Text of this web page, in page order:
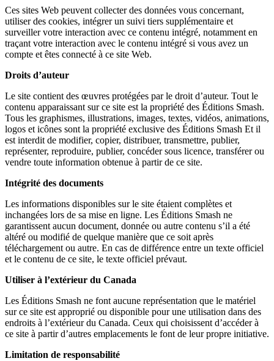
Ces sites Web peuvent collecter des données vous concernant,
utiliser des cookies, intégrer un suivi tiers supplémentaire et
surveiller votre interaction avec ce contenu intégré, notamment en
traçant votre interaction avec le contenu intégré si vous avez un
compte et êtes connecté à ce site Web.
Droits d’auteur
Le site contient des œuvres protégées par le droit d’auteur. Tout le
contenu apparaissant sur ce site est la propriété des Éditions Smash.
Tous les graphismes, illustrations, images, textes, vidéos, animations,
logos et icônes sont la propriété exclusive des Éditions Smash Et il
est interdit de modifier, copier, distribuer, transmettre, publier,
représenter, reproduire, publier, concéder sous licence, transférer ou
vendre toute information obtenue à partir de ce site.
Intégrité des documents
Les informations disponibles sur le site étaient complètes et
inchangées lors de sa mise en ligne. Les Éditions Smash ne
garantissent aucun document, donnée ou autre contenu s’il a été
altéré ou modifié de quelque manière que ce soit après
téléchargement ou autre. En cas de différence entre un texte officiel
et le contenu de ce site, le texte officiel prévaut.
Utiliser à l’extérieur du Canada
Les Éditions Smash ne font aucune représentation que le matériel
sur ce site est approprié ou disponible pour une utilisation dans des
endroits à l’extérieur du Canada. Ceux qui choisissent d’accéder à
ce site à partir d’autres emplacements le font de leur propre initiative.
Limitation de responsabilité